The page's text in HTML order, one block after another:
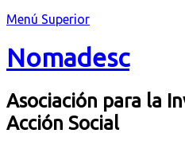
Menú Superior
Nomadesc
Asociación para la
Acción Social